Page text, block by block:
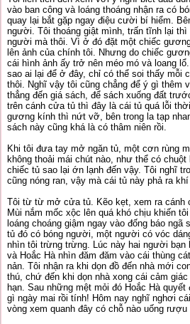
vào ban công và loáng thoáng nhận ra có
quay lại bắt gặp ngay điệu cười bí hiểm.
người. Tôi thoáng giật mình, trấn tĩnh lại
người mà thôi. Vì ở đó đặt một chiếc
lên ảnh của chính tôi. Nhưng do chiếc
cái hình ảnh ấy trở nên méo mó và loang
sao ai lại để ở đây, chỉ có thể soi thấy mỗi
thôi. Nghĩ vậy tôi cũng chẳng để ý gì thêm
thẳng đến giá sách, để sách xuống đất
trên cánh cửa tủ thì đây là cái tủ quá lỗi
gương kính thì nứt vỡ, bên trong la tạp
sách này cũng khá là có thâm niên rồi.
Khi tôi đưa tay mở ngăn tủ, một cơn rùng
không thoải mái chút nào, như thể có
chiếc tủ sao lại ớn lạnh đến vậy. Tôi nghĩ
cũng nóng ran, vậy mà cái tủ này phả ra
Tôi từ từ mở cửa tủ. Kẽo kẹt, xem ra cánh
Mùi nắm mốc xộc lên quá khó chịu khiến
loáng choáng giậm ngay vào đống báo ngã
tủ đó có bóng người, một người có vóc
nhìn tôi trừng trừng. Lúc này hai người bạn
và Hoắc Hà nhìn đăm đăm vào cái thùng
nản. Tôi nhận ra khi dọn đồ đến nhà mới
thú, chứ đến khi dọn nhà xong cái cảm
hạn. Sau những mệt mỏi đó Hoắc Hà
gì ngày mai rồi tính! Hôm nay nghĩ nghơi
vòng xem quanh đây có chỗ nào uống rượu